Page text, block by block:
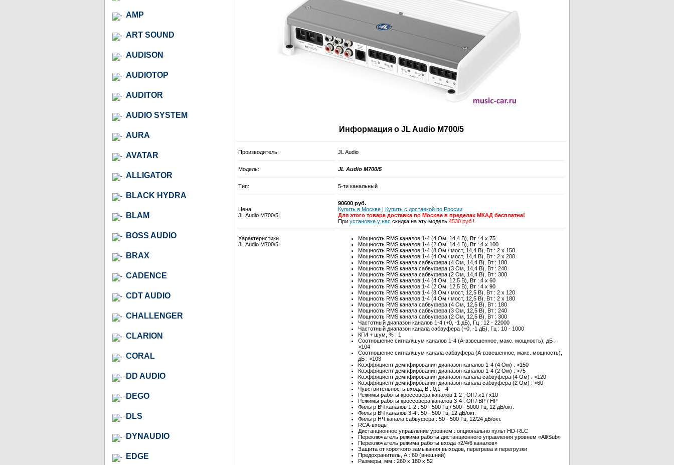
AMP
ART SOUND
AUDISON
AUDIOTOP
AUDITOR
AUDIO SYSTEM
AURA
AVATAR
ALLIGATOR
BLACK HYDRA
BLAM
BOSS AUDIO
BRAX
CADENCE
CDT AUDIO
CHALLENGER
CLARION
CORAL
DD AUDIO
DEGO
DLS
DYNAUDIO
EDGE
Информация о JL Audio M700/5
Производитель: JL Audio
Модель: JL Audio M700/5
Тип: 5-ти канальный
Цена
JL Audio M700/5:
90600 руб.
Купить в Москве
Купить c доставкой по России
Для этого товара доставка по Москве в пределах МКАД бесплатна!
При установке у нас скидка на эту модель 4530 руб.!
Характеристики
JL Audio M700/5:
Мощность RMS каналов 1-4 (4 Ом, 14,4 В), Вт : 4 x 75
Мощность RMS каналов 1-4 (2 Ом, 14,4 В), Вт : 4 x 100
Мощность RMS каналов 1-4 (8 Ом / мост, 14,4 В), Вт : 2 x 150
Мощность RMS каналов 1-4 (4 Ом / мост, 14,4 В), Вт : 2 x 200
Мощность RMS канала сабвуфера (4 Ом, 14,4 В), Вт : 180
Мощность RMS канала сабвуфера (3 Ом, 14,4 В), Вт : 240
Мощность RMS канала сабвуфера (2 Ом, 14,4 В), Вт : 300
Мощность RMS каналов 1-4 (4 Ом, 12,5 В), Вт : 4 x 60
Мощность RMS каналов 1-4 (2 Ом, 12,5 В), Вт : 4 x 90
Мощность RMS каналов 1-4 (8 Ом / мост, 12,5 В), Вт : 2 x 120
Мощность RMS каналов 1-4 (4 Ом / мост, 12,5 В), Вт : 2 x 180
Мощность RMS канала сабвуфера (4 Ом, 12,5 В), Вт : 180
Мощность RMS канала сабвуфера (3 Ом, 12,5 В), Вт : 240
Мощность RMS канала сабвуфера (2 Ом, 12,5 В), Вт : 300
Частотный диапазон каналов 1-4 (+0, -1 дБ), Гц : 12 - 22000
Частотный диапазон канала сабвуфера (+0, -1 дБ), Гц : 10 - 1000
КГИ + шум, % : 1
Соотношение сигнал/шум каналов 1-4 (А-взвешенное, макс. мощность), дБ :
>104
Соотношение сигнал/шум канала сабвуфера (А-взвешенное, макс. мощность),
дБ : >103
Коэффициент демпфирования диапазон каналов 1-4 (4 Ом) : >150
Коэффициент демпфирования диапазон каналов 1-4 (2 Ом) : >75
Коэффициент демпфирования диапазон канала сабвуфера (4 Ом) : >120
Коэффициент демпфирования диапазон канала сабвуфера (2 Ом) : >60
Чувствительность входа, В : 0,1 - 4
Режимы работы кроссовера каналов 1-2 : Off / x1 / x10
Режимы работы кроссовера каналов 3-4 : Off / BP / HP
Фильтр ВЧ каналов 1-2 : 50 - 500 Гц / 500 - 5000 Гц, 12 дБ/окт.
Фильтр ВЧ каналов 3-4 : 50 - 500 Гц, 12 дБ/окт.
Фильтр НЧ канала сабвуфера : 50 - 500 Гц, 12/24 дБ/окт.
RCA-входы
Дистанционное управление уровнем : опционально пульт HD-RLC
Переключатель режима работы дистанционного управления уровнем «All/Sub»
Переключатель режима работы входа «2/4/6 каналов»
Защита от короткого замыкания выходов, перегрева и перегрузки
Предохранитель, А : 60 (внешний)
Размеры, мм : 260 x 180 x 52